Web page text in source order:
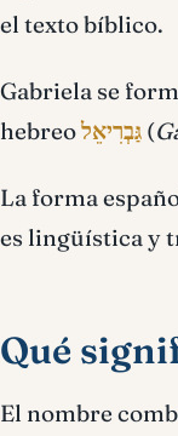
el texto bíblico.
Gabriela se
hebreoגַּבְרִיאֵל (
La forma
es lingüística y
Qué
El nombre